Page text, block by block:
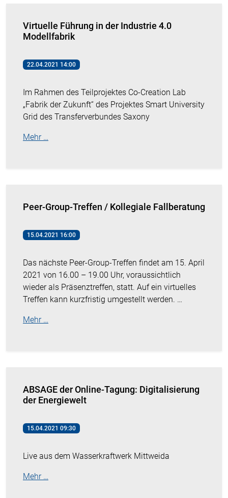
Virtuelle Führung in der Industrie 4.0
Modellfabrik
22.04.2021 14:00
Im Rahmen des Teilprojektes Co-Creation Lab
„Fabrik der Zukunft“ des Projektes Smart University
Grid des Transferverbundes Saxony
Mehr …
Peer-Group-Treffen / Kollegiale Fallberatung
15.04.2021 16:00
Das nächste Peer-Group-Treffen findet am 15. April
2021 von 16.00 – 19.00 Uhr, voraussichtlich
wieder als Präsenztreffen, statt. Auf ein virtuelles
Treffen kann kurzfristig umgestellt werden. …
Mehr …
ABSAGE der Online-Tagung: Digitalisierung
der Energiewelt
15.04.2021 09:30
Live aus dem Wasserkraftwerk Mittweida
Mehr …